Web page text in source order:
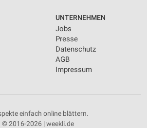
UNTERNEHMEN
Jobs
Presse
Datenschutz
AGB
Impressum
einfach online blättern.
© 2016-2026 | weekli.de